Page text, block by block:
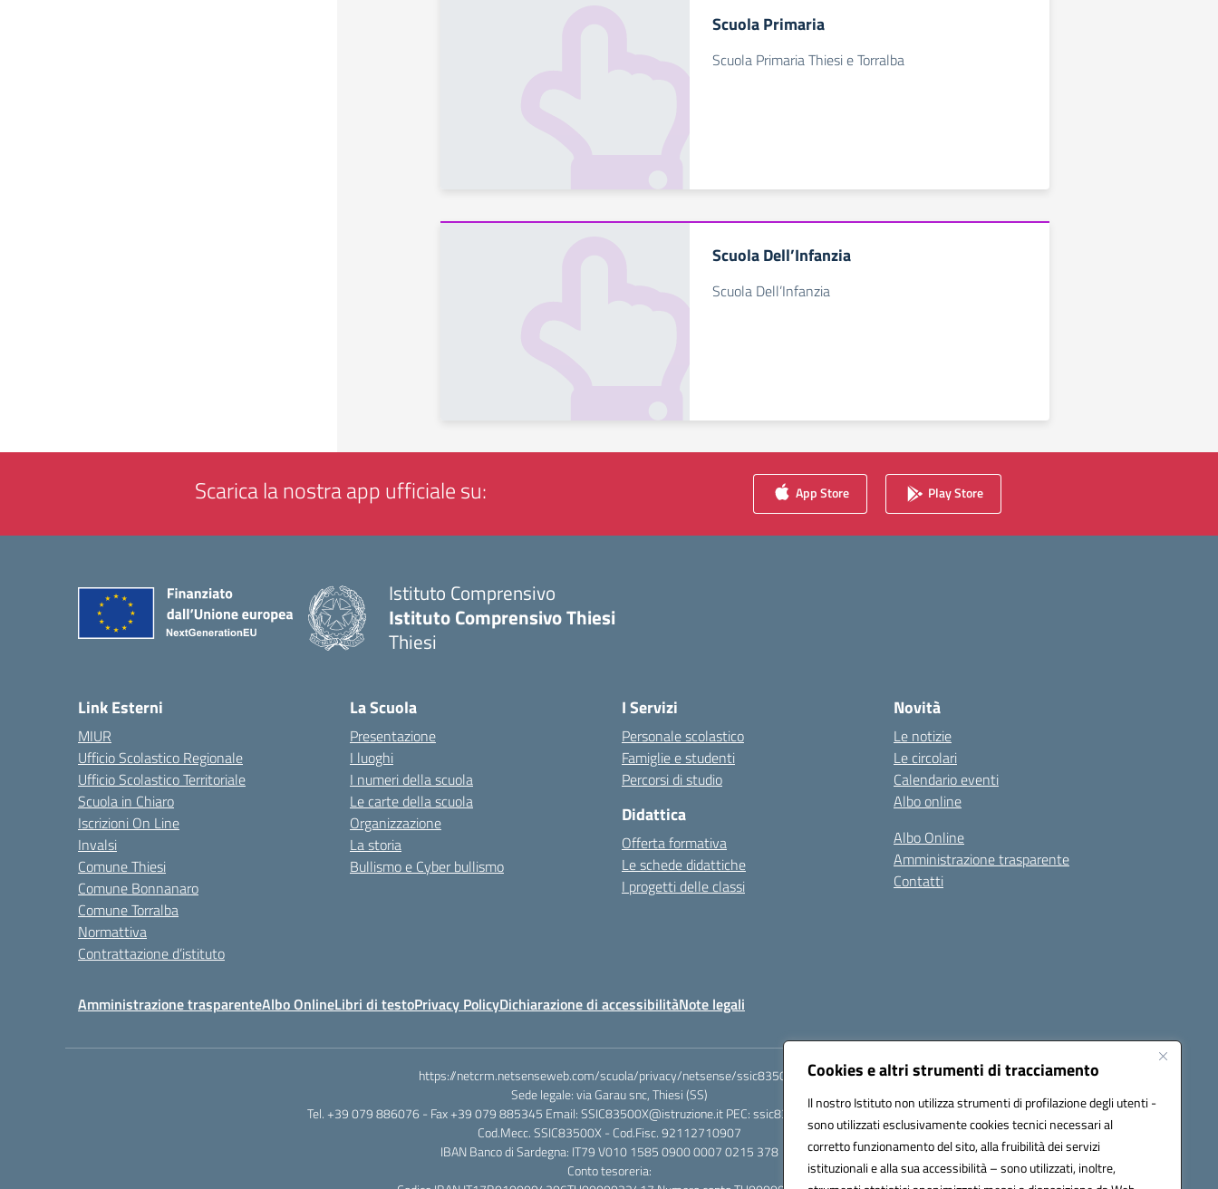
Cookies e altri strumenti di tracciamento
Il nostro Istituto non utilizza strumenti di profilazione degli utenti -
sono utilizzati esclusivamente cookies tecnici necessari al
corretto funzionamento del sito, alla fruibilità dei servizi
istituzionali e alla sua accessibilità – sono utilizzati, inoltre,
Scuola Primaria
Scuola Primaria Thiesi e Torralba
Scuola Dell’Infanzia
Scuola Dell’Infanzia
Scarica la nostra app ufficiale su: App Store Play Store
Istituto Comprensivo
Istituto Comprensivo Thiesi
Thiesi
Link Esterni
MIUR
Ufficio Scolastico Regionale
Ufficio Scolastico Territoriale
Scuola in Chiaro
Iscrizioni On Line
Invalsi
Comune Thiesi
Comune Bonnanaro
Comune Torralba
Normattiva
Contrattazione d’istituto
La Scuola
Presentazione
I luoghi
I numeri della scuola
Le carte della scuola
Organizzazione
La storia
Bullismo e Cyber bullismo
I Servizi
Personale scolastico
Famiglie e studenti
Percorsi di studio
Didattica
Offerta formativa
Le schede didattiche
I progetti delle classi
Novità
Le notizie
Le circolari
Calendario eventi
Albo online
Albo Online
Amministrazione trasparente
Contatti
Amministrazione trasparenteAlbo OnlineLibri di testoPrivacy PolicyDichiarazione di accessibilitàNote legali
https://netcrm.netsenseweb.com/scuola/privacy/netsense/ssic83500x
Sede legale: via Garau snc, Thiesi (SS)
Tel. +39 079 886076 - Fax +39 079 885345 Email: SSIC83500X@istruzione.it PEC: ssic83500x@pec.istruzione.it
Cod.Mecc. SSIC83500X - Cod.Fisc. 92112710907
IBAN Banco di Sardegna: IT79 V010 1585 0900 0007 0215 378
Conto tesoreria: